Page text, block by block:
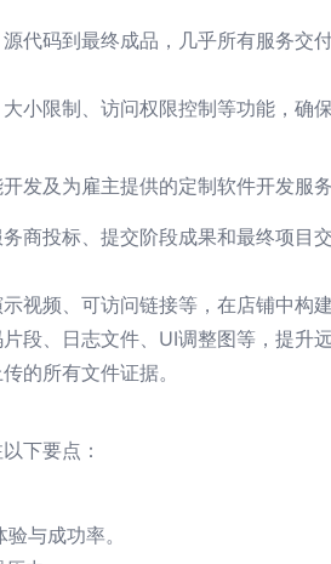
代码到最终成品，几乎所有服务交
小限制、访问权限控制等功能，确
发及为雇主提供的定制软件开发服
商投标、提交阶段成果和最终项目
视频、可访问链接等，在店铺中构
段、日志文件、UI调整图等，提升远
的所有文件证据。
下要点：
与成功率。